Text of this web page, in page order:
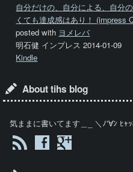
自分だけの、自分による、自分
くても達成感はあり！ (impress
posted with ヨメレバ
明石健 インプレス 2014-01-09
Kindle
About tihs blog
気ままに書いてます＿_ ＼ﾉ'∀ﾝ ﾋｬ